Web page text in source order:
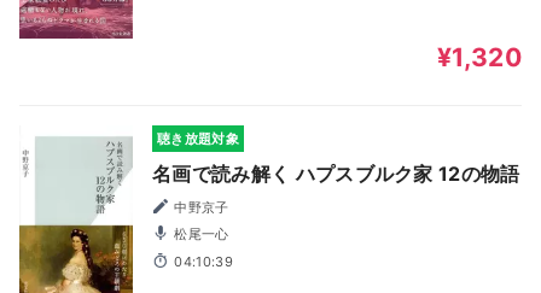
¥1,320
聴き放題対象
名画で読み解く ハプスブルク家 12の物語
中野京子
松尾一心
04:10:39